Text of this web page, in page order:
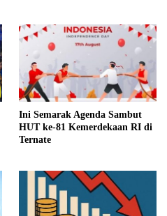
Ini Semarak Agenda Sambut
HUT ke-81 Kemerdekaan RI di
Ternate